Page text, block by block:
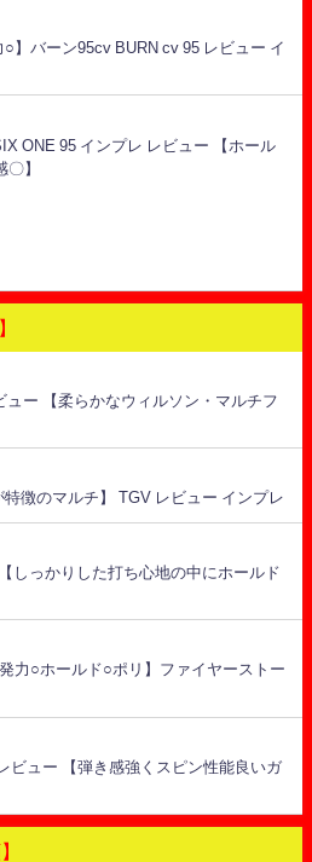
】バーン95cv BURN cv 95 レビュー イ
ONE 95 インプレ レビュー 【ホール
〇】
ュー 【柔らかなウィルソン・マルチフ
特徴のマルチ】 TGV レビュー インプレ
しっかりした打ち心地の中にホールド
力○ホールド○ポリ】ファイヤーストー
ビュー 【弾き感強くスピン性能良いガ